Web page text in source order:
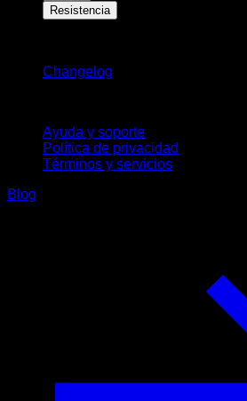
Resistencia
Changelog
Ayuda y soporte
Política de privacidad
Términos y servicios
Blog